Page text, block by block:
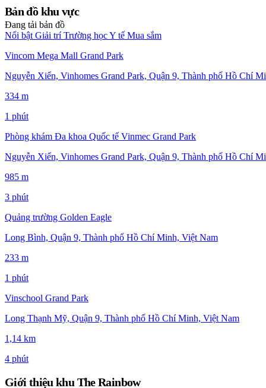
Bản đồ khu vực
Đang tải bản đồ
Nổi bật Giải trí Trường họcY tế Mua sắm
Vincom Mega Mall Grand Park
Nguyễn Xiển, Vinhomes Grand Park, Quận 9, Thành phố Hồ Chí
334 m
1 phút
Phòng khám Đa khoa Quốc tế Vinmec Grand Park
Nguyễn Xiển, Vinhomes Grand Park, Quận 9, Thành phố Hồ Chí
985 m
3 phút
Quảng trường Golden Eagle
Long Bình, Quận 9, Thành phố Hồ Chí Minh, Việt Nam
233 m
1 phút
Vinschool Grand Park
Long Thạnh Mỹ, Quận 9, Thành phố Hồ Chí Minh, Việt Nam
1,14 km
4 phút
Giới thiệu khu The Rainbow